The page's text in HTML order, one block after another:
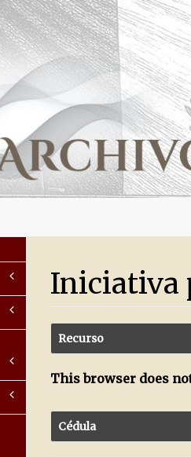
Iniciativa
Recurso
This browser does
Cédula